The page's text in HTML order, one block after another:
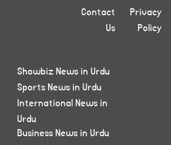
Privacy
Policy
Contact
Us
Showbiz News in Urdu
Sports News in Urdu
International News in
Urdu
Business News in Urdu